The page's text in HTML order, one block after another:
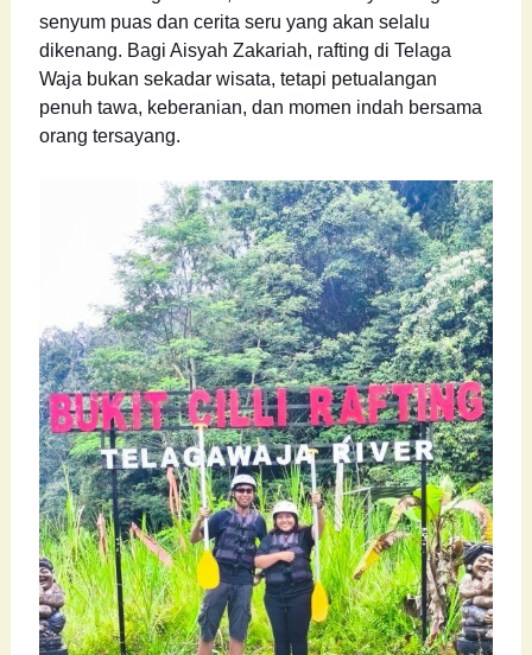
senyum puas dan cerita seru yang akan selalu
dikenang. Bagi Aisyah Zakariah, rafting di Telaga
Waja bukan sekadar wisata, tetapi petualangan
penuh tawa, keberanian, dan momen indah bersama
orang tersayang.